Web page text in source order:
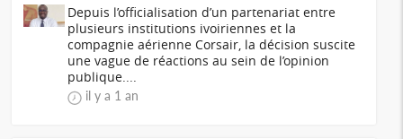
Depuis l’officialisation d’un partenariat entre
plusieurs institutions ivoiriennes et la
compagnie aérienne Corsair, la décision suscite
une vague de réactions au sein de l’opinion
publique....
il y a 1 an